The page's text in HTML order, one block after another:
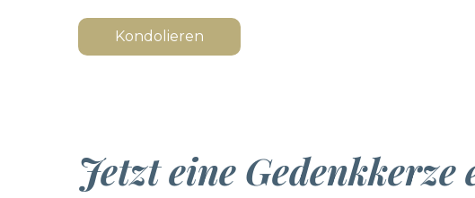
Kondolieren
Jetzt eine Gedenkkerze